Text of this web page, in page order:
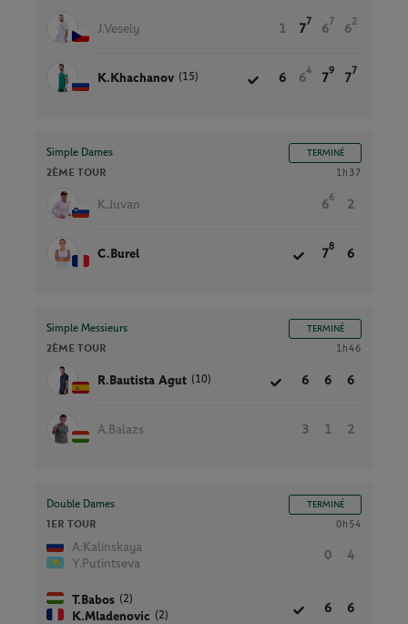
J.Vesely 1 7
7
6
7
6
2
K.Khachanov (15) 6 6
4
7
9
7
7
Simple Dames TERMINÉ
2ÈME TOUR 1h37
K.Juvan 6
6
2
C.Burel 7
8
6
Simple Messieurs TERMINÉ
2ÈME TOUR 1h46
R.Bautista Agut (10) 6 6 6
A.Balazs 3 1 2
Double Dames TERMINÉ
1ER TOUR 0h54
A.Kalinskaya
Y.Putintseva
0 4
T.Babos (2)
K.Mladenovic (2)
6 6